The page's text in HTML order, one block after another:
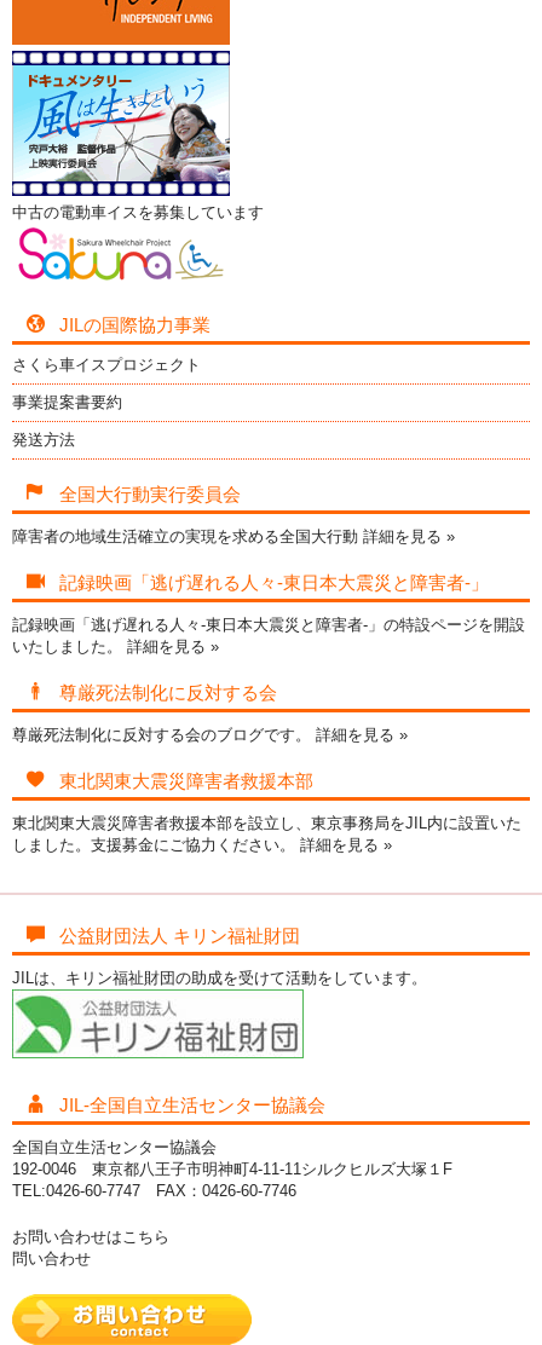
中古の電動車イスを募集しています
JILの国際協力事業
さくら車イスプロジェクト
事業提案書要約
発送方法
全国大行動実行委員会
障害者の地域生活確立の実現を求める全国大行動 詳細を見る »
記録映画「逃げ遅れる人々-東日本大震災と障害者-」
記録映画「逃げ遅れる人々-東日本大震災と障害者-」の特設ページを開設
いたしました。 詳細を見る »
尊厳死法制化に反対する会
尊厳死法制化に反対する会のブログです。 詳細を見る »
東北関東大震災障害者救援本部
東北関東大震災障害者救援本部を設立し、東京事務局をJIL内に設置いた
しました。支援募金にご協力ください。 詳細を見る »
公益財団法人 キリン福祉財団
JILは、キリン福祉財団の助成を受けて活動をしています。
JIL-全国自立生活センター協議会
全国自立生活センター協議会
192-0046 東京都八王子市明神町4-11-11シルクヒルズ大塚１F
TEL:0426-60-7747 FAX：0426-60-7746
お問い合わせはこちら
問い合わせ